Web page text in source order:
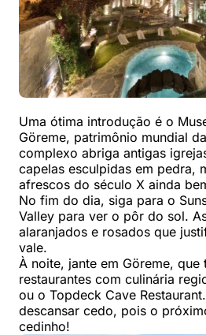
Uma ótima introdução é o
Göreme, patrimônio mundial
complexo abriga antigas
capelas esculpidas em pedra,
afrescos do século X ainda
No fim do dia, siga para o
Valley para ver o pôr do sol.
alaranjados e rosados que
vale.
À noite, jante em Göreme, que
restaurantes com culinária
ou o Topdeck Cave
descansar cedo, pois o
cedinho!